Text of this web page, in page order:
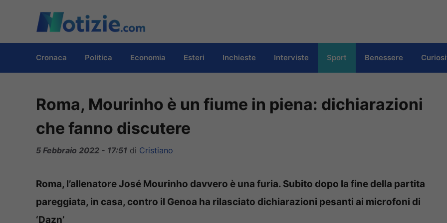
contenuto
Cronaca Politica Economia Esteri Inchieste Interviste Sport Benessere
Roma, Mourinho è un fiume in piena: dichiarazioni
che fanno discutere
5 Febbraio 2022 - 17:51 di Cristiano
Roma, l’allenatore José Mourinho davvero è una furia. Subito dopo la fine della partita
pareggiata, in casa, contro il Genoa ha rilasciato dichiarazioni pesanti ai microfoni di
‘Dazn’